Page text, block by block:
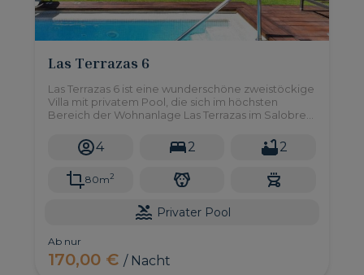
Las Terrazas 6
Las Terrazas 6 ist eine wunderschöne zweistöckige
Villa mit privatem Pool, die sich im höchsten
Bereich der Wohnanlage Las Terrazas im Salobre
spektakuläre Aussicht auf die Berge und den
Golfplatz in einer Atmosphäre der Intimität und
4 2 2
80m2
Privater Pool
Ab nur
170,00 €/ Nacht